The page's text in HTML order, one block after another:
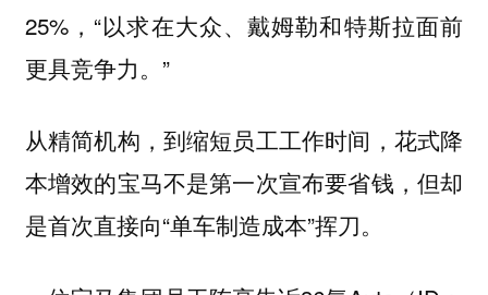
25%，“以求在大众、戴姆勒和特斯拉面前
更具竞争力。”
从精简机构，到缩短员工工作时间，花式降
本增效的宝马不是第一次宣布要省钱，但却
是首次直接向“单车制造成本”挥刀。